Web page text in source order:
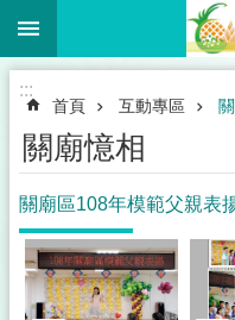
跳到主要內容區塊
:::
首頁 互動專區
關廟憶相
關廟區108年模範父親表